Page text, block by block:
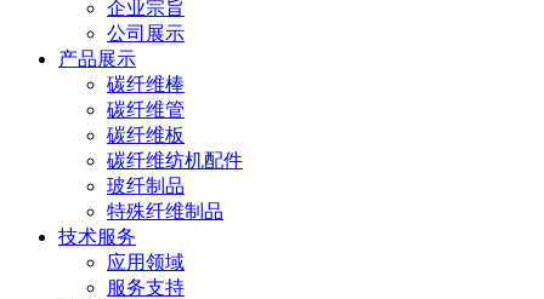
企业宗旨
公司展示
产品展示
碳纤维棒
碳纤维管
碳纤维板
碳纤维纺机配件
玻纤制品
特殊纤维制品
技术服务
应用领域
服务支持